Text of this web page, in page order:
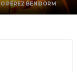
PÉREZ BENIDORM